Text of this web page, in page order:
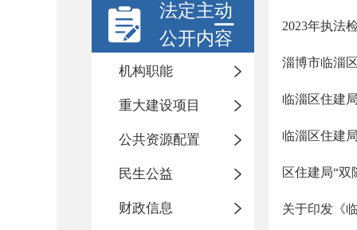
法定主动
公开内容
机构职能
重大建设项目
公共资源配置
民生公益
财政信息
2023年执法
淄博市临淄
临淄区住建
临淄区住建
区住建局“双
关于印发《